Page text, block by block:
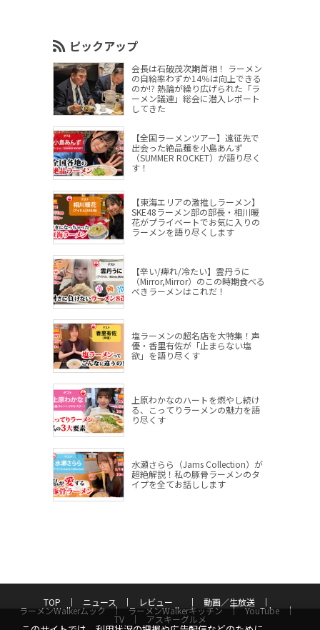
ピックアップ
会長は石破茂次期首相！ ラーメン
の自給率わずか14％は向上できる
のか!? 熱論が繰り広げられた「ラ
ーメン議連」総会に潜入レポート
してきた
【全国ラーメンツアー】遠征先で
出会った絶品麺を小島あんず
（SUMMER ROCKET）が語り尽く
す！
【東海エリアの激推しラーメン】
SKE48ラーメン部の部長・相川暖
花がプライベートでお気に入りの
ラーメンを語り尽くします
【辛い/痺れ/冷たい】雲丹うに
（Mirror,Mirror）のこの時期食べる
べきラーメンはこれだ！
塩ラーメンの超名店を大特集！声
優・香里有佐が「止まらない塩
欲」を語り尽くす
上原わかなのハートを燃やし続け
る、こってりラーメンの魅力を語
り尽くす
水瀬さらら（Jams Collection）が
超絶解説！私の豚骨ラーメンのタ
イプを全てお話しします
TOP ニュース レビュー 動画／生放送
ラーメンWalkerムック ラーメンWalkerキッチン YouTube
TV アスキーグルメ